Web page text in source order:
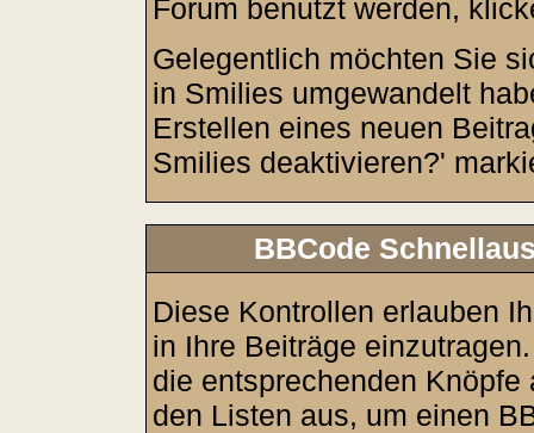
Forum benutzt werden,
Gelegentlich möchten Sie
in Smilies umgewandelt
Erstellen eines neuen
Smilies deaktivieren?'
BBCode
Diese Kontrollen erlauben
in Ihre Beiträge
die entsprechenden
den Listen aus, um einen